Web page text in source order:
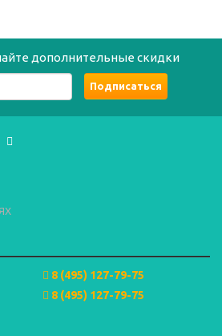
дополнительные скидки
8 (495) 127-79-75
8 (495) 127-79-75